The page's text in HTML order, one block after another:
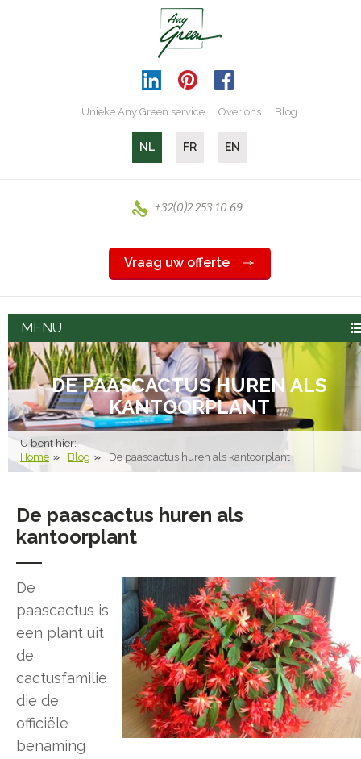
Unieke Any Green service Over ons Blog
NL FR EN
+32(0)2 253 10 69
Vraag uw offerte
MENU
DE PAASCACTUS HUREN ALS
KANTOORPLANT
U bent hier:
Home Blog De paascactus huren als kantoorplant
De paascactus huren als
kantoorplant
De
paascactus is
een plant uit
de
cactusfamilie
die de
officiële
benaming